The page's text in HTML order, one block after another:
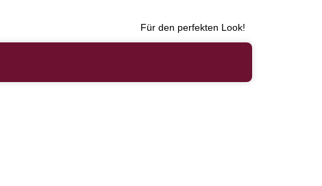
Für den perfekten Look!